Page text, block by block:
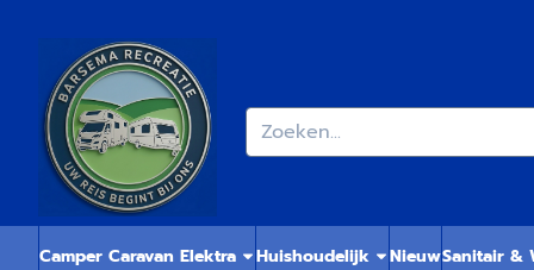
Zoeken
Camper Caravan Elektra Huishoudelijk NieuwSanitair &